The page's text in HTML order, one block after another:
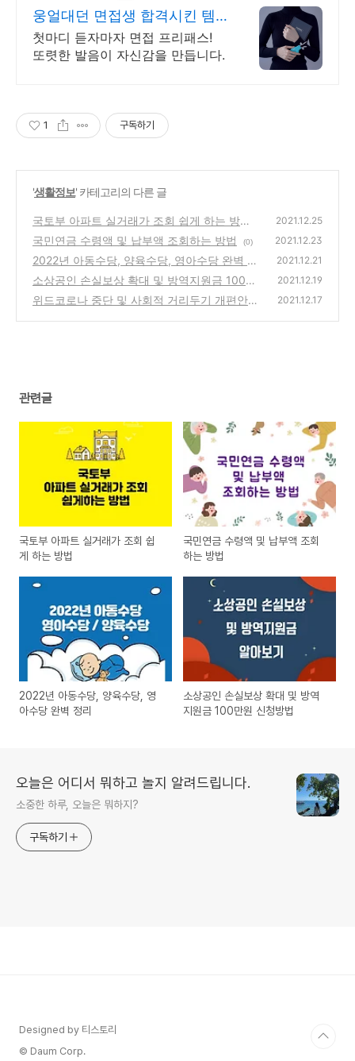
웅얼대던 면접생 합격시킨 템
면접 합격 필수템
첫마디 듣자마자 면접 프리패스!
또렷한 발음이 자신감을 만듭니다.
1 구독하기
'생활정보' 카테고리의 다른 글
국토부 아파트 실거래가 조회 쉽게 하는 방법
(1)
2021.12.25
국민연금 수령액 및 납부액 조회하는 방법 (0) 2021.12.23
2022년 아동수당, 양육수당, 영아수당 완벽 정
리
(0)
2021.12.21
소상공인 손실보상 확대 및 방역지원금 100만
원 신청방법
(0)
2021.12.19
위드코로나 중단 및 사회적 거리두기 개편안
2021.12.17
관련글
국토부 아파트 실거래가 조회 쉽
게 하는 방법
국민연금 수령액 및 납부액 조회
하는 방법
2022년 아동수당, 양육수당, 영
아수당 완벽 정리
소상공인 손실보상 확대 및 방역
지원금 100만원 신청방법
오늘은 어디서 뭐하고 놀지 알려드립니다.
소중한 하루, 오늘은 뭐하지?
구독하기
Designed by 티스토리
© Daum Corp.